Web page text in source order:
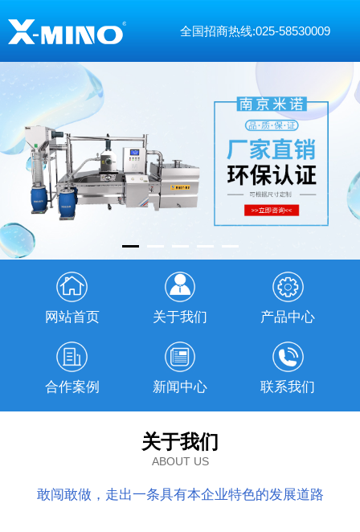
全国招商热线:025-58530009
网站首页 关于我们 产品中心
合作案例 新闻中心 联系我们
关于我们
ABOUT US
敢闯敢做，走出一条具有本企业特色的发展道路